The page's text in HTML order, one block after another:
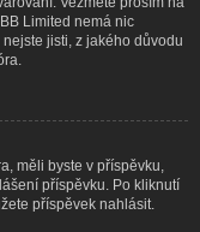
Limited nemá nic
jisti, z jakého důvodu
měli byste v příspěvku,
příspěvku. Po kliknutí
příspěvek nahlásit.